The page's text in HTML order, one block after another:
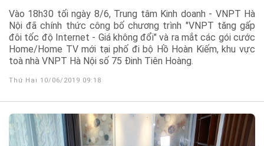
Vào 18h30 tối ngày 8/6, Trung tâm Kinh doanh - VNPT Hà
Nội đã chính thức công bố chương trình "VNPT tăng gấp
đôi tốc độ Internet - Giá không đổi" và ra mắt các gói cước
Home/Home TV mới tại phố đi bộ Hồ Hoàn Kiếm, khu vực
toà nhà VNPT Hà Nội số 75 Đinh Tiên Hoàng.
Thứ Hai 10/06/2019 09:18